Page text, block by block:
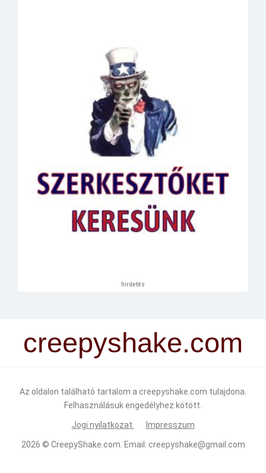
hirdetés
creepyshake.com
Az oldalon található tartalom a creepyshake.com tulajdona.
Felhasználásuk engedélyhez kötött.
Jogi nyilatkozat Impresszum
2026 © CreepyShake.com . Email: creepyshake@gmail.com